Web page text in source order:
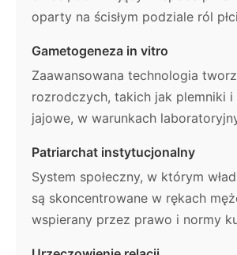
oparty na ścisłym podziale ról
Gametogeneza in vitro
Zaawansowana technologia
rozrodczych, takich jak plemniki i
jajowe, w warunkach
Patriarchat instytucjonalny
System społeczny, w którym
są skoncentrowane w rękach
wspierany przez prawo i normy